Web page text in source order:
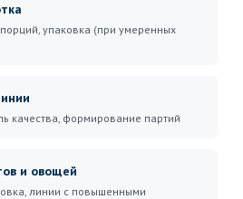
упаковка (при умеренных
качества, формирование партий
и овощей
линии с повышенными